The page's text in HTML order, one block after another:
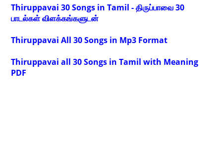
Thiruppavai 30 Songs in Tamil - திருப்பாவை 30
பாடல்கள் விளக்கங்களுடன்
Thiruppavai All 30 Songs in Mp3 Format
Thiruppavai all 30 Songs in Tamil with Meaning
PDF